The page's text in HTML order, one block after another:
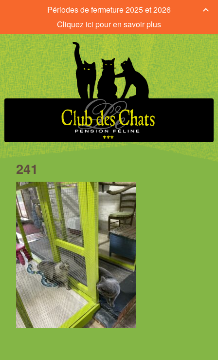
241
Périodes de fermeture 2025 et 2026
Cliquez ici pour en savoir plus